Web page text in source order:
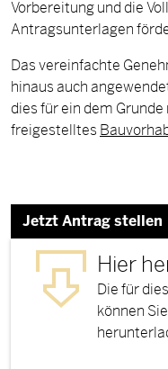
Vorbereitung und die
Antragsunterlagen
Das vereinfachte
hinaus auch
dies für ein dem Grunde
freigestelltes
Jetzt Antrag stellen
Benötigte
Hier
Die für
können